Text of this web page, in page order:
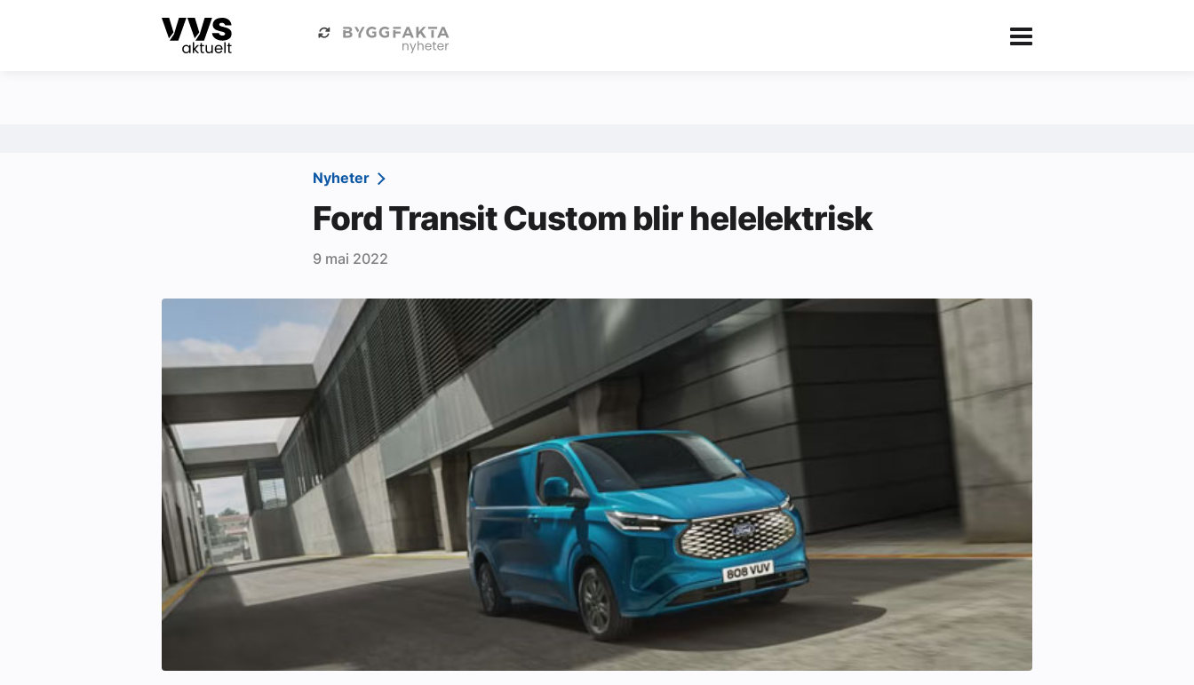
Kategorier Om VVS Aktuelt eBlad
Vann og avløp
Aktuelle prosjekter
Om VVS Aktuelt
Kontakt oss:
Abonner på fagbladet Byggfakta Nyheter
Annonsere i VVS Aktuelt
Kontakt oss
Tips oss
Nyheter
Ford Transit Custom blir helelektrisk
9 mai 2022